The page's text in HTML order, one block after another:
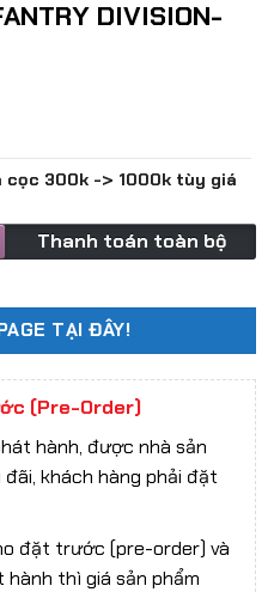
DIVISION-
cọc 300k -> 1000k tùy giá
Thanh toán toàn bộ
TẠI ĐÂY!
(Pre-Order)
hành, được nhà sản
khách hàng phải đặt
đặt trước (pre-order) và
thì giá sản phẩm